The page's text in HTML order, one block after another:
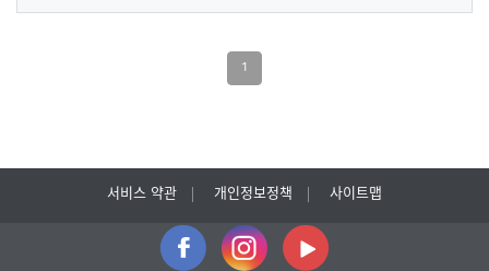
1
서비스 약관 개인정보정책 사이트맵